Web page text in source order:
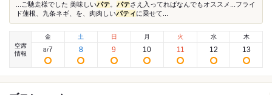
...ご馳走様でした 美味しいパテ パテさえ入ってればなんでもオススメ...フライ
ド蓮根、九条ネギ、を、肉肉しいパティに乗せて...
空席
情報
金
8/7
土
8
日
9
月
10
火
11
水
12
木
13